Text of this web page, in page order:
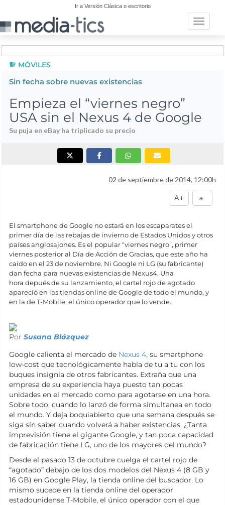
Ir a Versión Clásica o escritorio
Toggle
MÓVILES
Sin fecha sobre nuevas existencias
Empieza el “viernes negro”
USA sin el Nexus 4 de Google
Su puja en eBay ha triplicado su precio
02 de septiembre de 2014, 12:00h
A+ a-
El smartphone de Google no estará en los escaparates el
primer día de las rebajas de invierno de Estados Unidos y otros
países anglosajones. Es el popular “viernes negro”, primer
viernes posterior al Día de Acción de Gracias, que este año ha
caído en el 23 de noviembre. Ni Google ni LG (su fabricante)
dan fecha para nuevas existencias de Nexus4. Una
hora depués de su lanzamiento, el cartel rojo de agotado
apareció en las tiendas online de Google de todo el mundo, y
en la de T-Mobile, el único operador que lo vende.
Por Susana Blázquez
Google calienta el mercado de Nexus 4, su smartphone
low-cost que tecnológicamente habla de tu a tu con los
buques insignia de otros fabricantes. Extraña que una
empresa de su experiencia haya puesto tan pocas
unidades en el mercado como para agotarse en una hora.
Sobre todo, cuando lo lanzó de forma simultanea en todo
el mundo. Y deja boquiabierto que una semana después se
siga sin saber cuando volverá a haber existencias. ¿Tanta
imprevisión tiene el gigante Google, y tan poca capacidad
de fabricación tiene LG, uno de los mayores del mundo?
Desde el pasado 13 de octubre cuelga el cartel rojo de
“agotado” debajo de los dos modelos del Nexus 4 (8 GB y
16 GB) en Google Play, la tienda online del buscador. Lo
mismo sucede en la tienda online del operador
estadounidense T-Mobile, el único operador con el que